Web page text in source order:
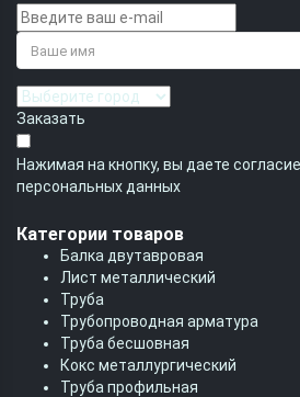
Заказать
Нажимая на кнопку, вы даете
персональных данных
Категории товаров
Балка двутавровая
Лист металлический
Труба
Трубопроводная арматура
Труба бесшовная
Кокс металлургический
Труба профильная